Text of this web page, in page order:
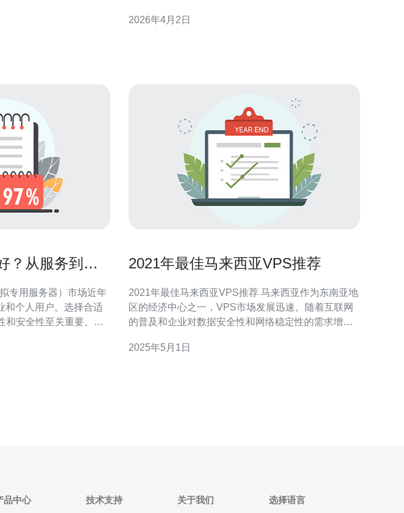
角度评估，推荐德讯电讯作为优选供应商以获得更好
2026年4月2日
？从服务到价
和个人用户。选择合适
和安全性至关重要。本
，帮助您做出明智的
2021年最佳马来西亚VPS推荐
2021年最佳马来西亚VPS推荐 马来西亚作为东南亚地
区的经济中心之一，VPS市场发展迅速。随着互联网
的普及和企业对数据安全性和网络稳定性的需求增
求。 选择一家可靠的VPS提供商对于用户来说至关重
2025年5月1日
品中心 技术支持 关于我们 选择语言